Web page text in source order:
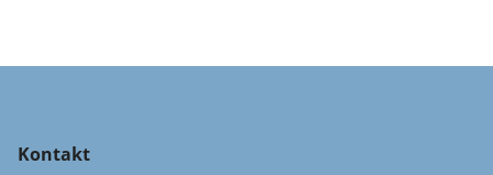
Kontakt